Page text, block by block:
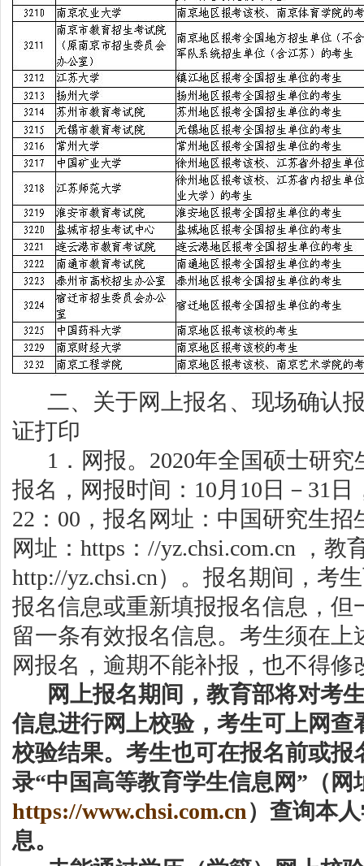
二、关于网上报名、现场确认
证打印
1． 网报。 2020年全国硕士研究
报名，网报时间： 10月10日－31日
22：00，报名网址：中国研究生招
网址：https ： //yz.chsi.com.cn ，教
http://yz.chsi.cn）。报名期间，考
报名信息或重新填报报名信息，但
留一条有效报名信息。考生须在上
网报名，逾期不能补报 ， 也不得修
网上报名期间，教育部将对考
信息进行网上校验，考生可上网查
校验结果。 考生也可在报名前或报
录“中国高等教育学生信息网”（网
https://www.chsi.com.cn）查询本
息。